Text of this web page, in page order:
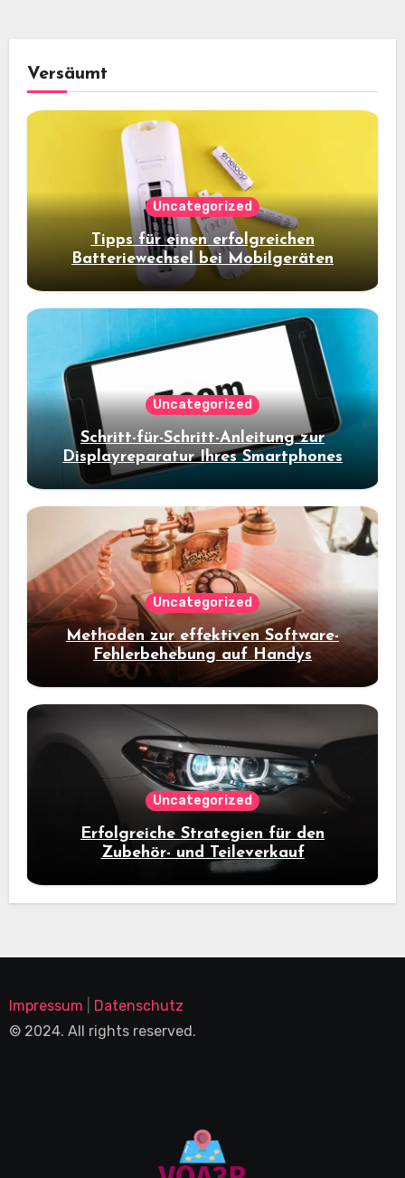
Versäumt
Uncategorized
Tipps für einen erfolgreichen
Batteriewechsel bei Mobilgeräten
Uncategorized
Schritt-für-Schritt-Anleitung zur
Displayreparatur Ihres Smartphones
Uncategorized
Methoden zur effektiven Software-
Fehlerbehebung auf Handys
Uncategorized
Erfolgreiche Strategien für den
Zubehör- und Teileverkauf
Impressum
Datenschutz
© 2024. All rights reserved.